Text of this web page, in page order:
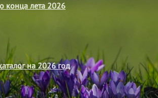
конца лета 2026
на 2026 год